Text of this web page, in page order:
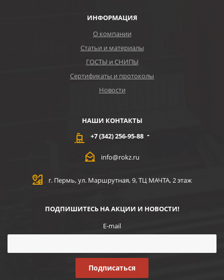
ИНФОРМАЦИЯ
О компании
Статьи и материалы
ГОСТЫ и СНИПЫ
Сертификаты и протоколы
Новости
НАШИ КОНТАКТЫ
+7 (342) 256-95-88
info@rokz.ru
г. Пермь, ул. Маршрутная, 9, ТЦ МАЧТА, 2 этаж
ПОДПИШИТЕСЬ НА АКЦИИ И НОВОСТИ!
E-mail